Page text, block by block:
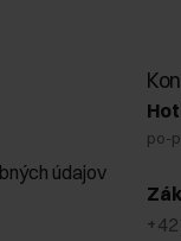
údajov
po-